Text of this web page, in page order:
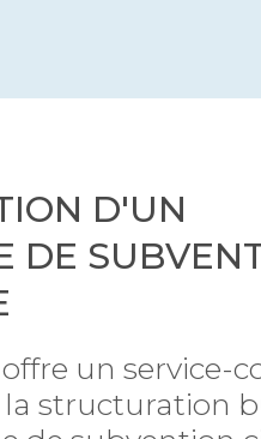
D'UN
DE
un service-
structuration